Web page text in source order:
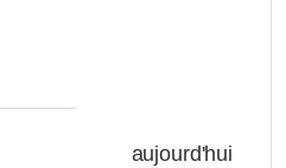
aujourd'hui